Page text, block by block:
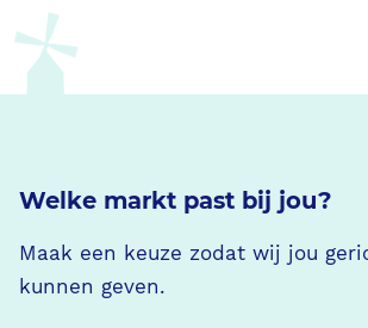
Welke markt past bij jou?
Maak een keuze zodat wij jou
kunnen geven.